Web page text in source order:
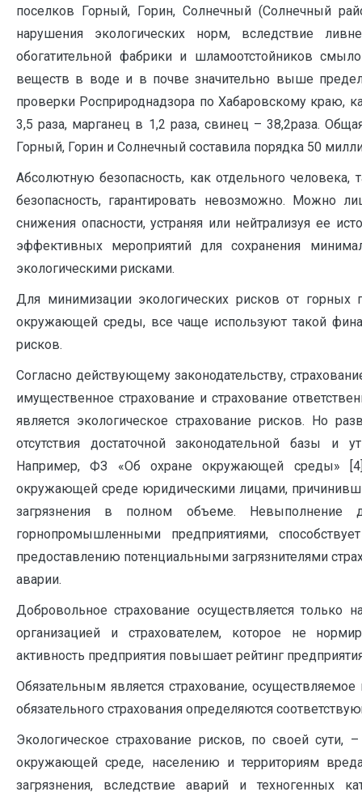
поселков Горный, Горин, Солнечный (Солнечный
нарушения экологических норм, вследствие
обогатительной фабрики и шламоотстойников
веществ в воде и в почве значительно выше
проверки Росприроднадзора по Хабаровскому краю,
3,5 раза, марганец в 1,2 раза, свинец – 38,2раза.
Горный, Горин и Солнечный составила порядка 50
Абсолютную безопасность, как отдельного
безопасность, гарантировать невозможно. Можно
снижения опасности, устраняя или нейтрализуя ее
эффективных мероприятий для сохранения
экологическими рисками.
Для минимизации экологических рисков от
окружающей среды, все чаще используют такой
рисков.
Согласно действующему законодательству,
имущественное страхование и страхование
является экологическое страхование рисков. Но
отсутствия достаточной законодательной базы и
Например, ФЗ «Об охране окружающей среды»
окружающей среде юридическими лицами,
загрязнения в полном объеме. Невыполнение
горнопромышленными предприятиями,
предоставлению потенциальными загрязнителями
аварии.
Добровольное страхование осуществляется
организацией и страхователем, которое не
активность предприятия повышает рейтинг
Обязательным является страхование,
обязательного страхования определяются
Экологическое страхование рисков, по своей сути,
окружающей среде, населению и территориям
загрязнения, вследствие аварий и техногенных